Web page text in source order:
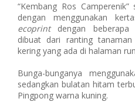
“Kembang Ros
dengan menggunakan
ecoprintdengan beberapa
dibuat dari ranting
kering yang ada di halaman
Bunga-bunganya
sedangkan bulatan hitam
Pingpong warna kuning.